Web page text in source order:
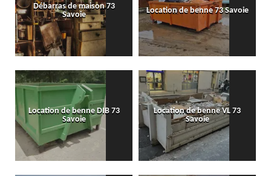
Débarras de maison 73
Savoie
Location de benne 73 Savoie
Location de benne DIB 73
Savoie
Location de benne VL 73
Savoie